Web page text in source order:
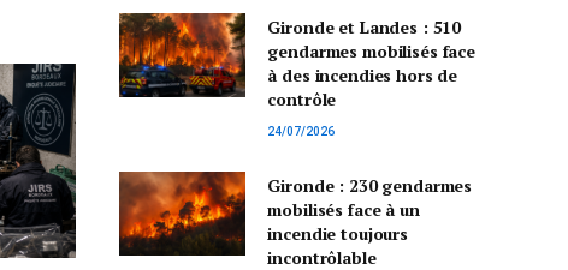
Gironde et Landes : 510
gendarmes mobilisés face
à des incendies hors de
contrôle
24/07/2026
Gironde : 230 gendarmes
mobilisés face à un
incendie toujours
incontrôlable